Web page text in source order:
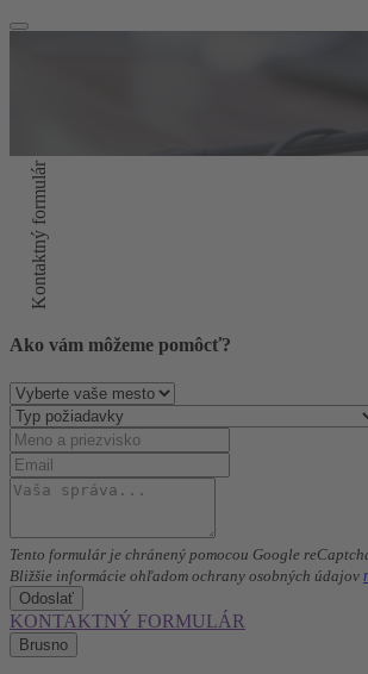
Kontaktný formulár
Ako vám môžeme pomôcť?
Tento formulár je chránený pomocou Google
Bližšie informácie ohľadom ochrany osobných údajov
Odoslať
KONTAKTNÝ FORMULÁR
Brusno